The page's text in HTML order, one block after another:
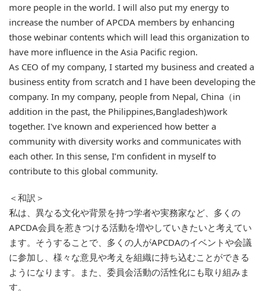
more people in the world. I will also put my energy to
increase the number of APCDA members by enhancing
those webinar contents which will lead this organization to
have more influence in the Asia Pacific region.
As CEO of my company, I started my business and created a
business entity from scratch and I have been developing the
company. In my company, people from Nepal, China（in
addition in the past, the Philippines,Bangladesh)work
together. I've known and experienced how better a
community with diversity works and communicates with
each other. In this sense, I’m confident in myself to
contribute to this global community.
＜和訳＞
私は、異なる文化や背景を持つ学者や実務家など、多くの
APCDA会員を惹きつける活動を増やしていきたいと考えてい
ます。そうすることで、多くの人がAPCDAのイベントや会議
に参加し、様々な意見や考えを組織に持ち込むことができる
ようになります。また、委員会活動の活性化にも取り組みま
す。